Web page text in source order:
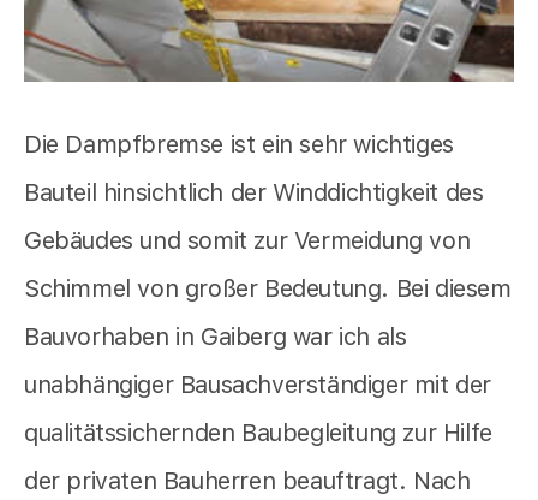
Die Dampfbremse ist ein sehr wichtiges
Bauteil hinsichtlich der Winddichtigkeit des
Gebäudes und somit zur Vermeidung von
Schimmel von großer Bedeutung. Bei diesem
Bauvorhaben in Gaiberg war ich als
unabhängiger Bausachverständiger mit der
qualitätssichernden Baubegleitung zur Hilfe
der privaten Bauherren beauftragt. Nach